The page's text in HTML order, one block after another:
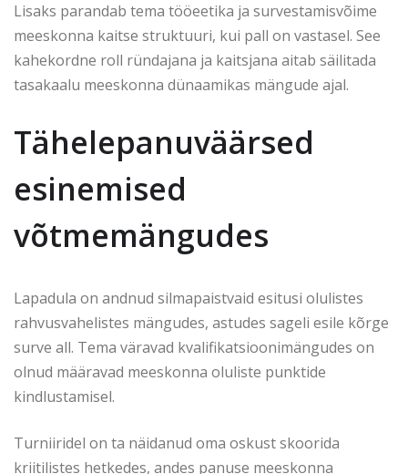
Lisaks parandab tema tööeetika ja survestamisvõime
meeskonna kaitse struktuuri, kui pall on vastasel. See
kahekordne roll ründajana ja kaitsjana aitab säilitada
tasakaalu meeskonna dünaamikas mängude ajal.
Tähelepanuväärsed
esinemised
võtmemängudes
Lapadula on andnud silmapaistvaid esitusi olulistes
rahvusvahelistes mängudes, astudes sageli esile kõrge
surve all. Tema väravad kvalifikatsioonimängudes on
olnud määravad meeskonna oluliste punktide
kindlustamisel.
Turniiridel on ta näidanud oma oskust skoorida
kriitilistes hetkedes, andes panuse meeskonna